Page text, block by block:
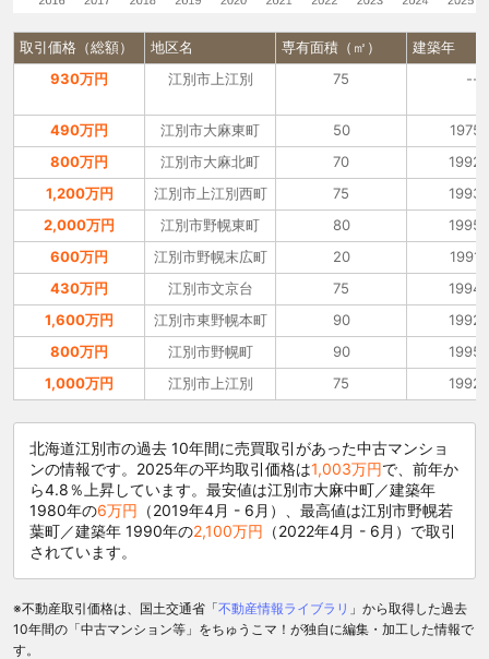
取引価格（総額） 地区名 専有面積（㎡）
建築年
930万円
江別市上江別 75 --
490万円 江別市大麻東町 50
1975
800万円
江別市大麻北町 70
1992
1,200万円
江別市上江別西町 75
1993
2,000万円
江別市野幌東町 80
1995
600万円
江別市野幌末広町 20
1991
430万円
江別市文京台 75
1994
1,600万円
江別市東野幌本町 90
1992
800万円
江別市野幌町 90
1995
1,000万円
江別市上江別 75 1992
北海道江別市の過去 10年間に売買取引があった中古マンショ
ンの情報です。2025年の平均取引価格は1,003万円で、前年か
ら4.8％上昇しています。最安値は江別市大麻中町／建築年
1980年の6万円 （2019年4月 - 6月）、最高値は江別市野幌若
葉町／建築年 1990年の2,100万円 （2022年4月 - 6月）で取引
されています。
※不動産取引価格は、国土交通省「不動産情報ライブラリ 」から取得した過去
10年間の「中古マンション等」をちゅうこマ！が独自に編集・加工した情報で
す。